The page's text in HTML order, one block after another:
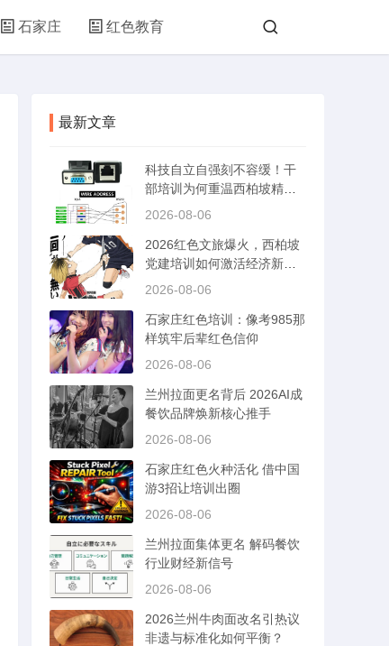
石家庄 红色教育
最新文章
科技自立自强刻不容缓！干
部培训为何重温西柏坡精
神？
2026-08-06
2026红色文旅爆火，西柏坡
党建培训如何激活经济新动
能？
2026-08-06
石家庄红色培训：像考985那
样筑牢后辈红色信仰
2026-08-06
兰州拉面更名背后 2026AI成
餐饮品牌焕新核心推手
2026-08-06
石家庄红色火种活化 借中国
游3招让培训出圈
2026-08-06
兰州拉面集体更名 解码餐饮
行业财经新信号
2026-08-06
2026兰州牛肉面改名引热议
非遗与标准化如何平衡？